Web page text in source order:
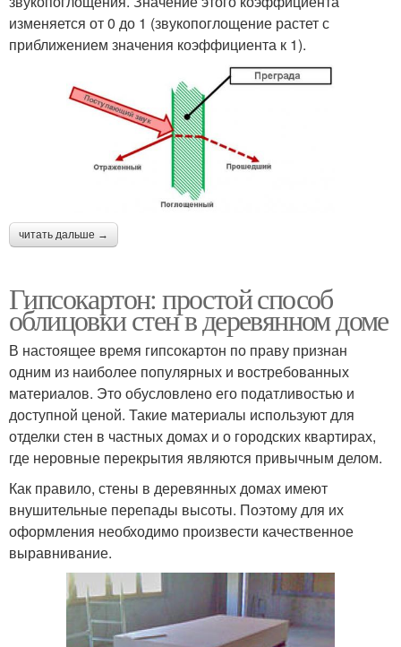
изменяется от 0 до 1 (звукопоглощение растет с
приближением значения коэффициента к 1).
читать дальше →
Гипсокартон: простой способ
облицовки стен в деревянном доме
В настоящее время гипсокартон по праву признан
одним из наиболее популярных и востребованных
материалов. Это обусловлено его податливостью и
доступной ценой. Такие материалы используют для
отделки стен в частных домах и о городских квартирах,
где неровные перекрытия являются привычным делом.
Как правило, стены в деревянных домах имеют
внушительные перепады высоты. Поэтому для их
оформления необходимо произвести качественное
выравнивание.